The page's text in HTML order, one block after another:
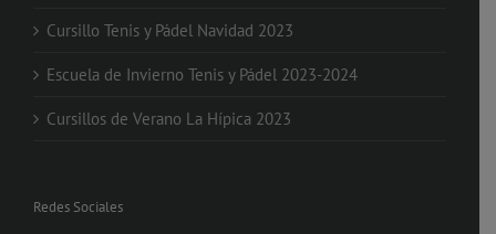
Cursillo Tenis y Pádel Navidad 2023
Escuela de Invierno Tenis y Pádel 2023-2024
Cursillos de Verano La Hípica 2023
Redes Sociales